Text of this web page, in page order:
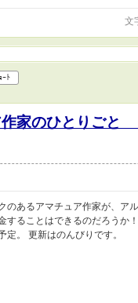
の知り合いです） ※感想欄は
文
ｰﾄ
家のひとりごと
のあるアマチュア作家が、ア
することはできるのだろうか
定。 更新はのんびりです。